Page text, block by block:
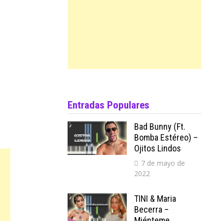
Entradas Populares
Bad Bunny (ft.
Bomba Estéreo) –
Ojitos Lindos
7 de mayo de
2022
TINI & Maria
Becerra –